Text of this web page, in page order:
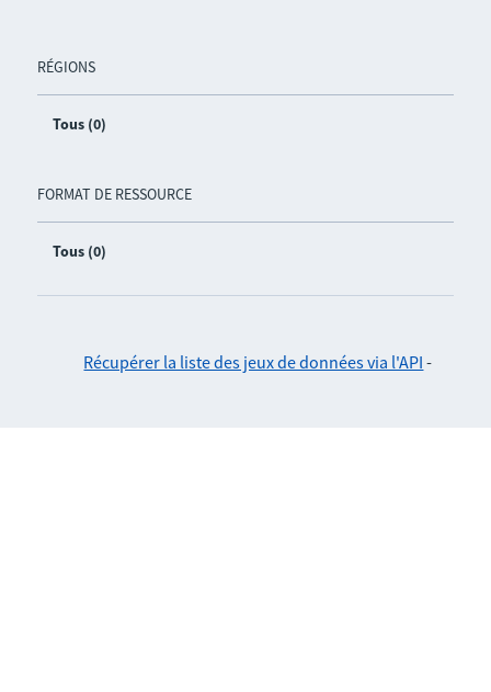
RÉGIONS
Tous (0)
FORMAT DE RESSOURCE
Tous (0)
Récupérer la liste des jeux de données via l'API -